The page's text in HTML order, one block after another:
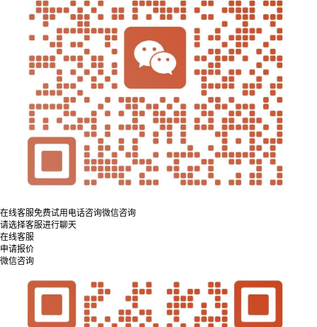
在线客服免费试用 电话咨询微信咨询
请选择客服进行聊天
在线客服
申请报价
微信咨询